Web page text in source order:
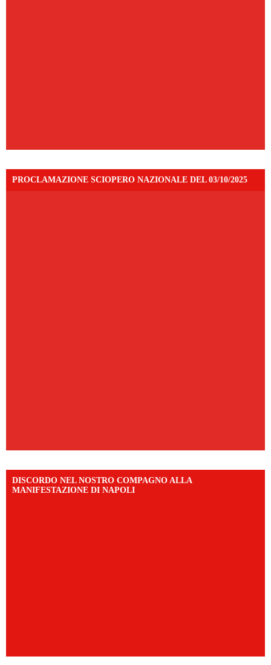
PROCLAMAZIONE SCIOPERO NAZIONALE DEL 03/10/2025
DISCORDO NEL NOSTRO COMPAGNO ALLA
MANIFESTAZIONE DI NAPOLI